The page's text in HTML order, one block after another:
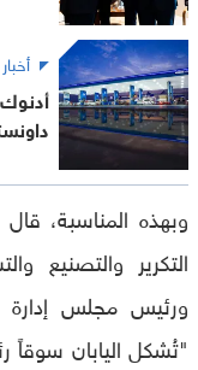
وبهذه المناسبة،
التكرير والتصنيع
ورئيس مجلس إدارة
"تُشكل اليابان سوقاً